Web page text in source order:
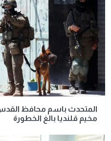
المتحدث باسم محافظ
مخيم قلنديا بالغ الخطورة